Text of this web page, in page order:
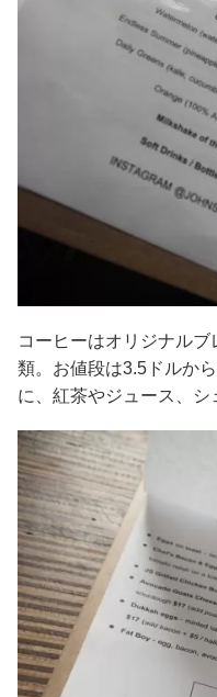
コーヒーはオリジナル
類。お値段は3.5ドルか
に、紅茶やジュース、シ